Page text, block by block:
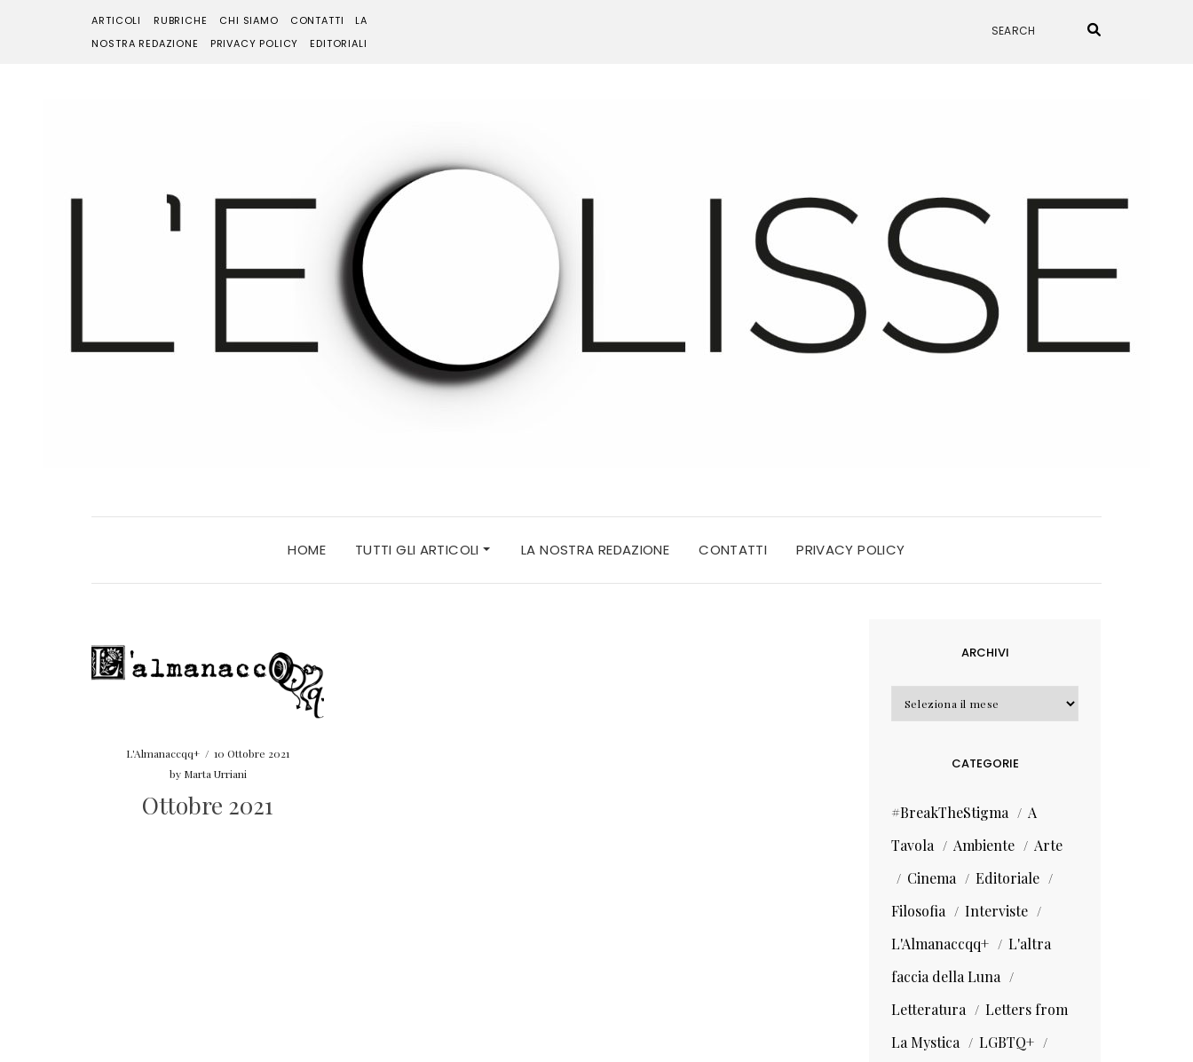
ARTICOLI RUBRICHE CHI SIAMO CONTATTI
LA
NOSTRA REDAZIONE
PRIVACY POLICY EDITORIALI
HOME TUTTI GLI ARTICOLI LA NOSTRA REDAZIONE CONTATTI PRIVACY POLICY
L'Almanaccqq+ / 10 Ottobre 2021
by Marta Urriani
Ottobre 2021
ARCHIVI
Archivi
CATEGORIE
#BreakTheStigma
A
Tavola
Ambiente
Arte
Cinema
Editoriale
Filosofia
Interviste
L'Almanaccqq+
L'altra
faccia della Luna
Letteratura
Letters from
La Mystica
LGBTQ+